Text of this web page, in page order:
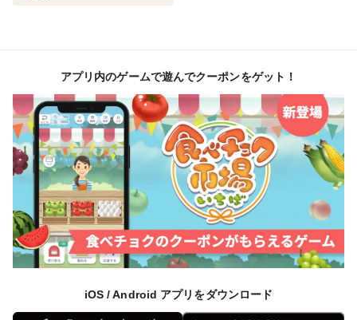
アプリ内のゲームで遊んでクーポンをゲット！
iOS / Android アプリをダウンロード